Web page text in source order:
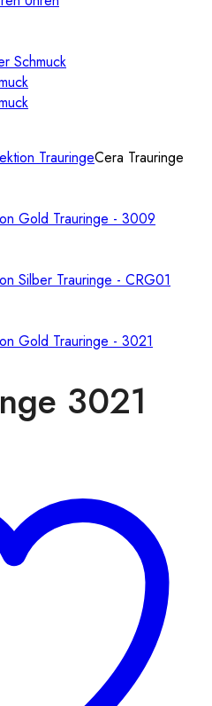
Schmuck
TrauringeCera Trauringe
3021